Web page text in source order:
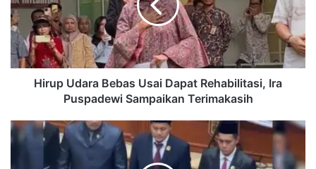
Dapat
Rehabilitasi,
Ira
Puspadewi
Sampaikan
Terimakasih
Hirup Udara Bebas Usai Dapat Rehabilitasi, Ira
Puspadewi Sampaikan Terimakasih
DPRD
dan